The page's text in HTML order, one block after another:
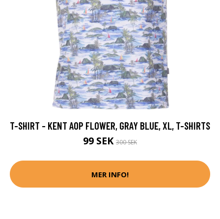
T-SHIRT - KENT AOP FLOWER, GRAY BLUE, XL, T-SHIRTS
99 SEK 300 SEK
MER INFO!